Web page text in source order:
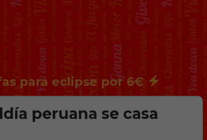
para eclipse por 6€
peruana se casa